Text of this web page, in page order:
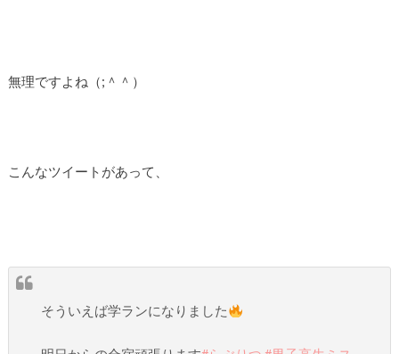
無理ですよね（;＾＾）
こんなツイートがあって、
そういえば学ランになりました